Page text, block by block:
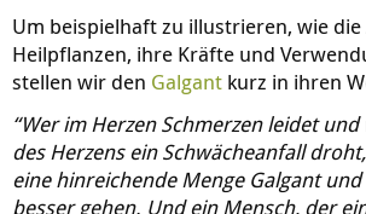
Um beispielhaft zu illustrieren, wie
Heilpflanzen, ihre Kräfte und
stellen wir den Galgant kurz in ihren
“Wer im Herzen Schmerzen leidet
des Herzens ein Schwächeanfall
eine hinreichende Menge Galgant
besser gehen. Und ein Mensch, der